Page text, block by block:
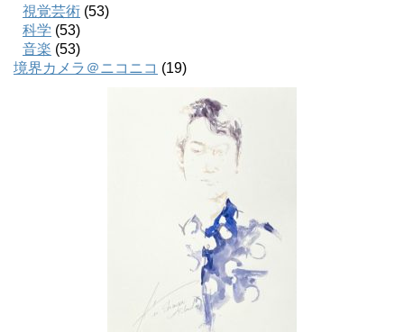
視覚芸術 (53)
科学 (53)
音楽 (53)
境界カメラ＠ニコニコ (19)